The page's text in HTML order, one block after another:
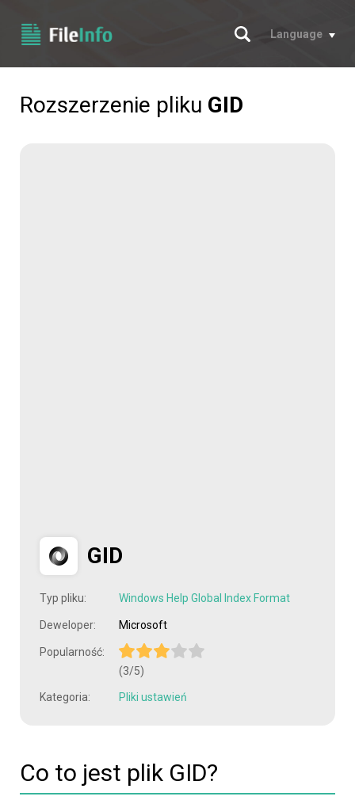
Szukaj
Language
Rozszerzenie pliku GID
GID
Typ pliku: Windows Help Global Index Format
Deweloper: Microsoft
Popularność:
(3/5)
Kategoria: Pliki ustawień
Co to jest plik GID?